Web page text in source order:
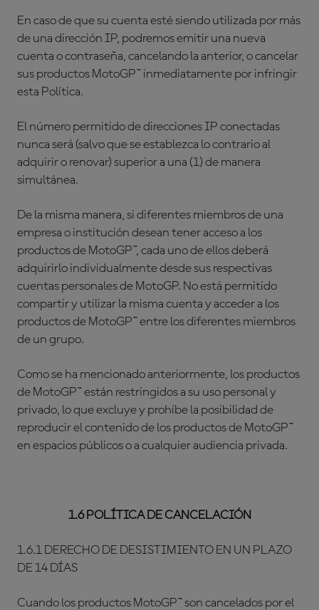
En caso de que su cuenta esté siendo utilizada por más
de una dirección IP, podremos emitir una nueva
cuenta o contraseña, cancelando la anterior, o cancelar
sus productos MotoGP™ inmediatamente por infringir
esta Política.
El número permitido de direcciones IP conectadas
nunca será (salvo que se establezca lo contrario al
adquirir o renovar) superior a una (1) de manera
simultánea.
De la misma manera, si diferentes miembros de una
empresa o institución desean tener acceso a los
productos de MotoGP™, cada uno de ellos deberá
adquirirlo individualmente desde sus respectivas
cuentas personales de MotoGP. No está permitido
compartir y utilizar la misma cuenta y acceder a los
productos de MotoGP™ entre los diferentes miembros
de un grupo.
Como se ha mencionado anteriormente, los productos
de MotoGP™ están restringidos a su uso personal y
privado, lo que excluye y prohíbe la posibilidad de
reproducir el contenido de los productos de MotoGP™
en espacios públicos o a cualquier audiencia privada.
1.6 POLÍTICA DE CANCELACIÓN
1.6.1 DERECHO DE DESISTIMIENTO EN UN PLAZO
DE 14 DÍAS
Cuando los productos MotoGP™ son cancelados por el